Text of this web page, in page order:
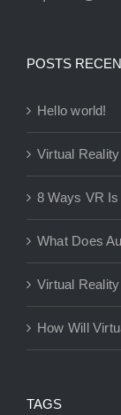
POSTS
Hello world!
Virtual
8 Ways VR
What Does
Virtual
How Will
TAGS